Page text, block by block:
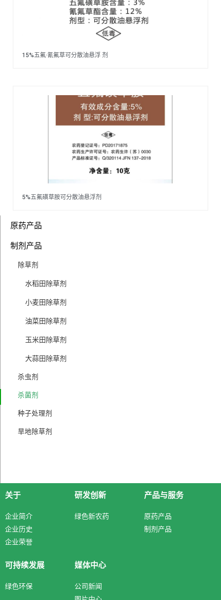
原药产品
制剂产品
除草剂
水稻田除草剂
小麦田除草剂
油菜田除草剂
玉米田除草剂
大蒜田除草剂
杀虫剂
杀菌剂
种子处理剂
旱地除草剂
15%五氟·氰氟草可分散油悬浮 剂
5%五氟磺草胺可分散油悬浮剂
关于
企业简介
企业历史
企业荣誉
研发创新
绿色新农药
产品与服务
原药产品
制剂产品
可持续发展
绿色环保
媒体中心
公司新闻